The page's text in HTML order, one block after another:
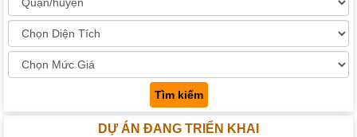
Tìm kiếm
DỰ ÁN ĐANG TRIỂN KHAI